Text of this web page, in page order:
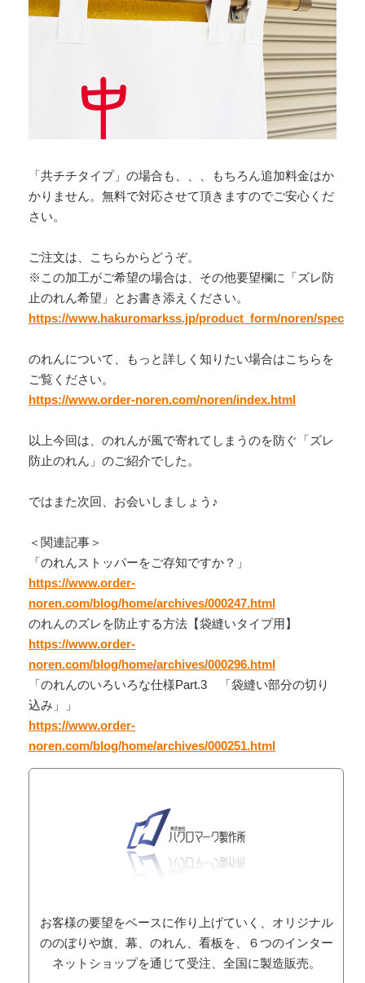
「共チチタイプ」の場合も、、、もちろん追加料金はか
かりません。無料で対応させて頂きますのでご安心くだ
さい。
ご注文は、こちらからどうぞ。
※この加工がご希望の場合は、その他要望欄に「ズレ防
止のれん希望」とお書き添えください。
https://www.hakuromarkss.jp/product_form/noren/spec
のれんについて、もっと詳しく知りたい場合はこちらを
ご覧ください。
https://www.order-noren.com/noren/index.html
以上今回は、のれんが風で寄れてしまうのを防ぐ「ズレ
防止のれん」のご紹介でした。
ではまた次回、お会いしましょう♪
＜関連記事＞
「のれんストッパーをご存知ですか？」
https://www.order-
noren.com/blog/home/archives/000247.html
のれんのズレを防止する方法【袋縫いタイプ用】
https://www.order-
noren.com/blog/home/archives/000296.html
「のれんのいろいろな仕様Part.3 「袋縫い部分の切り
込み」」
https://www.order-
noren.com/blog/home/archives/000251.html
お客様の要望をベースに作り上げていく、オリジナル
ののぼりや旗、幕、のれん、看板を、６つのインター
ネットショップを通じて受注、全国に製造販売。